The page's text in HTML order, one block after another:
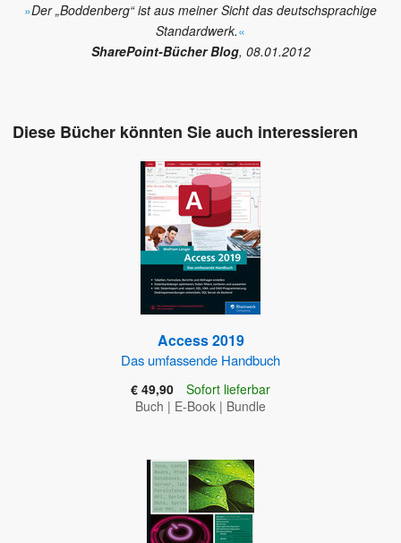
»Der „Boddenberg“ ist aus meiner Sicht das deutschsprachige
Standardwerk.«
SharePoint-Bücher Blog, 08.01.2012
Diese Bücher könnten Sie auch interessieren
Access 2019
Das umfassende Handbuch
€ 49,90
Sofort lieferbar
Buch | E-Book | Bundle